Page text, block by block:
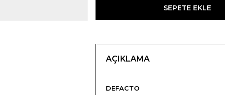
SEPETE EKLE
AÇIKLAMA
DEFACTO